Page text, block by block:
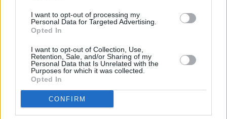
I want to opt-out of processing my
Personal Data for Targeted Advertising.
Opted In
I want to opt-out of Collection, Use,
Retention, Sale, and/or Sharing of my
Personal Data that Is Unrelated with the
Purposes for which it was collected.
Opted In
CONFIRM